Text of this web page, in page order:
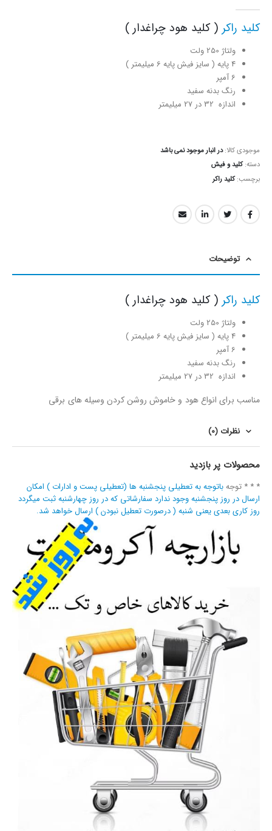
کلید راکر ( کلید هود چراغدار )
ولتاژ 250 ولت
4 پایه ( سایز فیش پایه 6 میلیمتر )
6 آمپر
رنگ بدنه سفید
اندازه 32 در 27 میلیمتر
موجودی کالا:در انبار موجود نمی باشد
دسته:کلید و فیش
برچسب:کلید راکر
توضیحات
کلید راکر ( کلید هود چراغدار )
ولتاژ 250 ولت
4 پایه ( سایز فیش پایه 6 میلیمتر )
6 آمپر
رنگ بدنه سفید
اندازه 32 در 27 میلیمتر
مناسب برای انواع هود و خاموش روشن کردن وسیله های برقی
نظرات (0)
محصولات پر بازدید
* * * توجهباتوجه به تعطیلی پنجشنبه ها (تعطیلی پست و ادارات ) امکان
ارسال در روز پنجشنبه وجود ندارد سفارشاتی که در روز چهارشنبه ثبت میگردد
روز کاری بعدی یعنی شنبه ( درصورت تعطیل نبودن ) ارسال خواهد شد.